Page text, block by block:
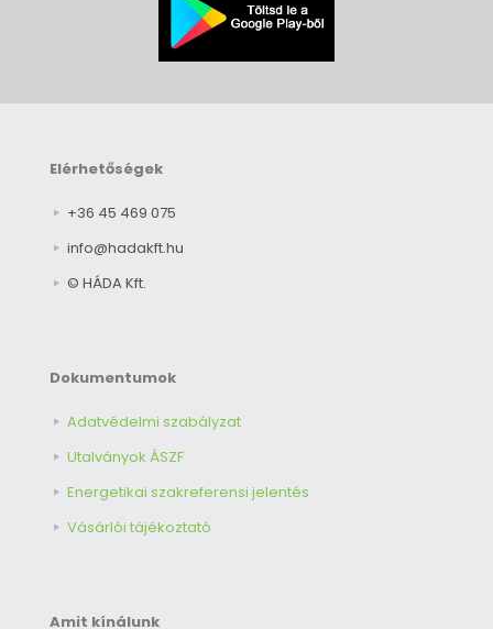
Elérhetőségek
+36 45 469 075
info@hadakft.hu
© HÁDA Kft.
Dokumentumok
Adatvédelmi szabályzat
Utalványok ÁSZF
Energetikai szakreferensi jelentés
Vásárlói tájékoztató
Amit kínálunk